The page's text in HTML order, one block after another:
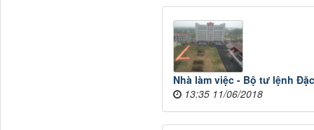
Nhà làm việc - Bộ tư lệnh
13:35 11/06/2018